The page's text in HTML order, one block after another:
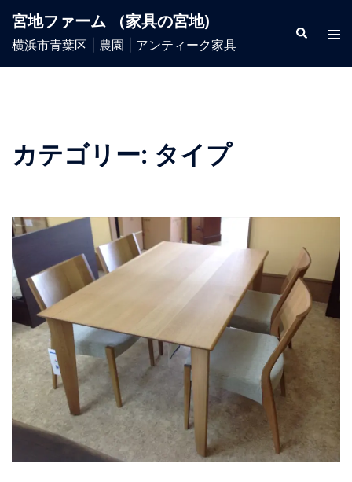
宮地ファーム （家具の宮地)
横浜市青葉区 | 農園 | アンティーク家具
カテゴリー: タイプ